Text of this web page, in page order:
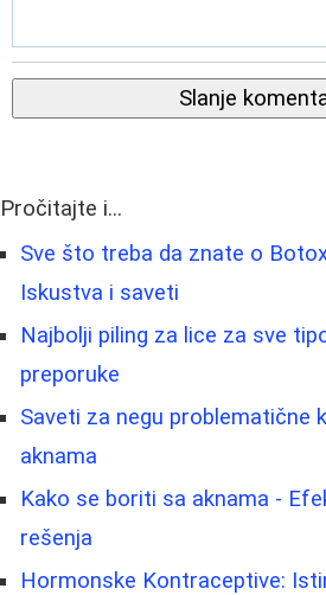
Slanje
Pročitajte i...
Sve što treba da znate o
Iskustva i saveti
Najbolji piling za lice za sve
preporuke
Saveti za negu problematične
aknama
Kako se boriti sa aknama -
rešenja
Hormonske Kontraceptive: